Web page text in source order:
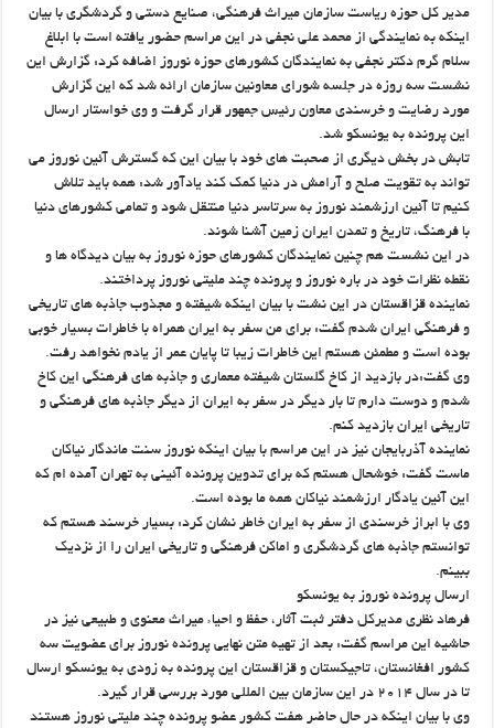
مدیر کل حوزه ریاست سازمان میراث فرهنگی، صنایع دستی و گردشگری با بیان
اینکه به نمایندگی از محمد علی نجفی در این مراسم حضور یافته است با ابلاغ
سلام گرم دکتر نجفی به نمایندگان کشورهای حوزه نوروز اضافه کرد: گزارش این
نشست سه روزه در جلسه شورای معاونین سازمان ارائه شد که این گزارش
مورد رضایت و خرسندی معاون رئیس جمهور قرار گرفت و وی خواستار ارسال
این پرونده به یونسکو شد.
تابش در بخش دیگری از صحبت های خود با بیان این که گسترش آئین نوروز می
تواند به تقویت صلح و آرامش در دنیا کمک کند یادآور شد: همه باید تلاش
کنیم تا آئین ارزشمند نوروز به سرتاسر دنیا منتقل شود و تمامی کشورهای دنیا
با فرهنگ، تاریخ و تمدن ایران زمین آشنا شوند.
در این نشست هم چنین نمایندگان کشورهای حوزه نوروز به بیان دیدگاه ها و
نقطه نظرات خود در باره نوروز و پرونده چند ملیتی نوروز پرداختند.
نماینده قزاقستان در این نشت با بیان اینکه شیفته و مجذوب جاذبه های تاریخی
و فرهنگی ایران شدم گفت: برای من سفر به ایران همراه با خاطرات بسیار خوبی
بوده است و مطمئن هستم این خاطرات زیبا تا پایان عمر از یادم نخواهد رفت.
وی گفت:در بازدید از کاخ گلستان شیفته معماری و جاذبه های فرهنگی این کاخ
شدم و دوست دارم تا بار دیگر در سفر به ایران از دیگر جاذبه های فرهنگی و
تاریخی ایران بازدید کنم.
نماینده آذربایجان نیز در این مراسم با بیان اینکه نوروز سنت ماندگار نیاکان
ماست گفت: خوشحال هستم که برای تدوین پرونده آئینی به تهران آمده ام که
این آئین یادگار ارزشمند نیاکان همه ما بوده است.
وی با ابراز خرسندی از سفر به ایران خاطر نشان کرد: بسیار خرسند هستم که
توانستم جاذبه های گردشگری و اماکن فرهنگی و تاریخی ایران را از نزدیک
ببینم.
ارسال پرونده نوروز به یونسکو
فرهاد نظری مدیرکل دفتر ثبت آثار، حفظ و احیاء میراث معنوی و طبیعی نیز در
حاشیه این مراسم گفت: بعد از تهیه متن نهایی پرونده نوروز برای عضویت سه
کشور افغانستان، تاجیکستان و قزاقستان این پرونده به زودی به یونسکو ارسال
تا در سال ۲۰۱۴ در این سازمان بین المللی مورد بررسی قرار گیرد.
وی با بیان اینکه در حال حاضر هفت کشور عضو پرونده چند ملیتی نوروز هستند